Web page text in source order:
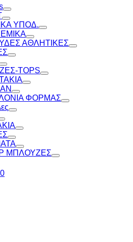
Toggle
ToggleΥΠΟΔ.
Toggle
Toggle
ΑΘΛΗΤΙΚΕΣ
Toggle
Toggle
ToggleTOPS
Toggle
Toggle
ToggleΦΟΡΜΑΣ
Toggle
Toggle
Toggle
Toggle
Toggle
Toggle
ΜΠΛΟΥΖΕΣ
Toggle
0